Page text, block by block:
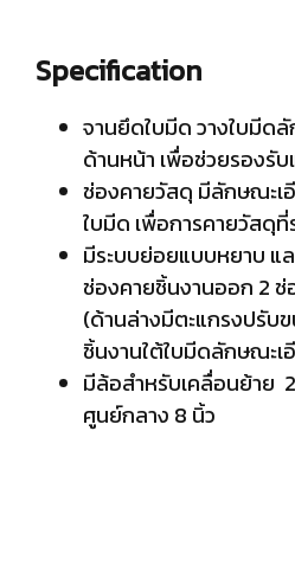
Specification
จานยึดใบมีด วางใบมีด
ด้านหน้า เพื่อช่วยรองรับ
ช่องคายวัสดุ มีลักษณะเ
ใบมีด เพื่อการคายวัสดุที่
มีระบบย่อยแบบหยาบ แ
ช่องคายชิ้นงานออก 2 ช่
(ด้านล่างมีตะแกรงปรับ
ชิ้นงานใต้ใบมีดลักษณะเ
มีล้อสำหรับเคลื่อนย้าย
ศูนย์กลาง 8 นิ้ว